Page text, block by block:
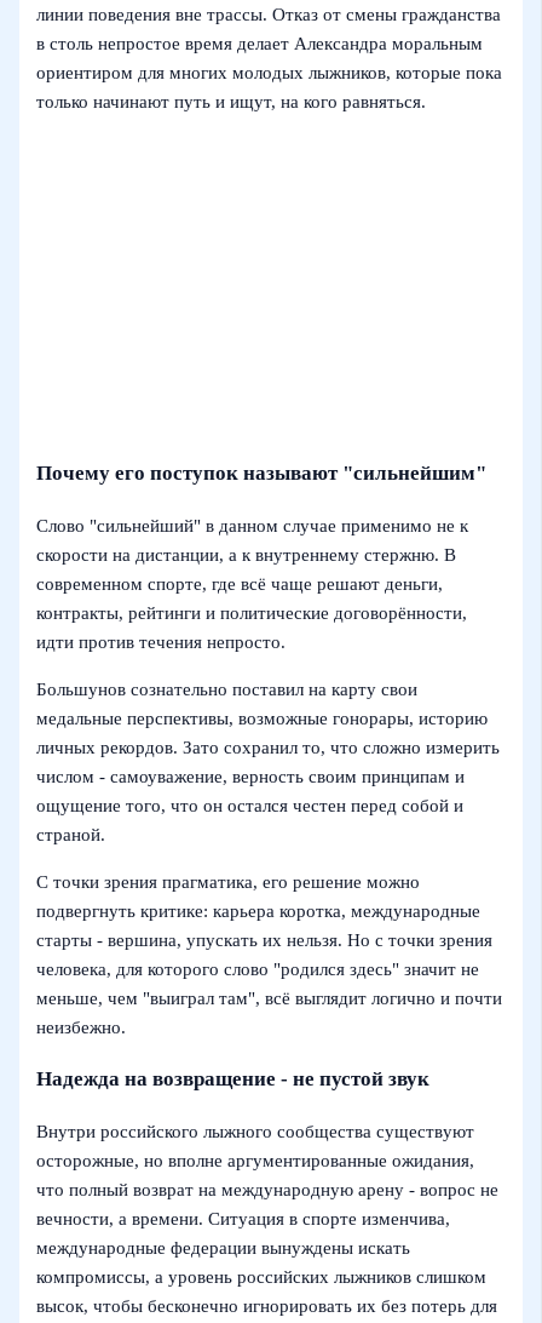
линии поведения вне трассы. Отказ от смены гражданства
в столь непростое время делает Александра моральным
ориентиром для многих молодых лыжников, которые пока
только начинают путь и ищут, на кого равняться.
Почему его поступок называют "сильнейшим"
Слово "сильнейший" в данном случае применимо не к
скорости на дистанции, а к внутреннему стержню. В
современном спорте, где всё чаще решают деньги,
контракты, рейтинги и политические договорённости,
идти против течения непросто.
Большунов сознательно поставил на карту свои
медальные перспективы, возможные гонорары, историю
личных рекордов. Зато сохранил то, что сложно измерить
числом - самоуважение, верность своим принципам и
ощущение того, что он остался честен перед собой и
страной.
С точки зрения прагматика, его решение можно
подвергнуть критике: карьера коротка, международные
старты - вершина, упускать их нельзя. Но с точки зрения
человека, для которого слово "родился здесь" значит не
меньше, чем "выиграл там", всё выглядит логично и почти
неизбежно.
Надежда на возвращение - не пустой звук
Внутри российского лыжного сообщества существуют
осторожные, но вполне аргументированные ожидания,
что полный возврат на международную арену - вопрос не
вечности, а времени. Ситуация в спорте изменчива,
международные федерации вынуждены искать
компромиссы, а уровень российских лыжников слишком
высок, чтобы бесконечно игнорировать их без потерь для